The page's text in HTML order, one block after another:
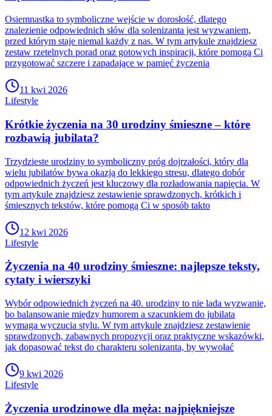
Osiemnastka to symboliczne wejście w dorosłość, dlatego
znalezienie odpowiednich słów dla solenizanta jest wyzwaniem,
przed którym staje niemal każdy z nas. W tym artykule znajdziesz
zestaw rzetelnych porad oraz gotowych inspiracji, które pomogą Ci
przygotować szczere i zapadające w pamięć życzenia
11 kwi 2026
Lifestyle
Krótkie życzenia na 30 urodziny śmieszne – które
rozbawią jubilata?
Trzydzieste urodziny to symboliczny próg dojrzałości, który dla
wielu jubilatów bywa okazją do lekkiego stresu, dlatego dobór
odpowiednich życzeń jest kluczowy dla rozładowania napięcia. W
tym artykule znajdziesz zestawienie sprawdzonych, krótkich i
śmiesznych tekstów, które pomogą Ci w sposób takto
12 kwi 2026
Lifestyle
Życzenia na 40 urodziny śmieszne: najlepsze teksty,
cytaty i wierszyki
Wybór odpowiednich życzeń na 40. urodziny to nie lada wyzwanie,
bo balansowanie między humorem a szacunkiem do jubilata
wymaga wyczucia stylu. W tym artykule znajdziesz zestawienie
sprawdzonych, zabawnych propozycji oraz praktyczne wskazówki,
jak dopasować tekst do charakteru solenizanta, by wywołać
9 kwi 2026
Lifestyle
Życzenia urodzinowe dla męża: najpiękniejsze